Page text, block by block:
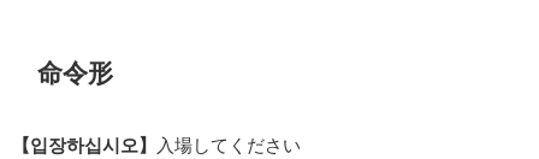
命令形
【입장하십시오】
入場してください